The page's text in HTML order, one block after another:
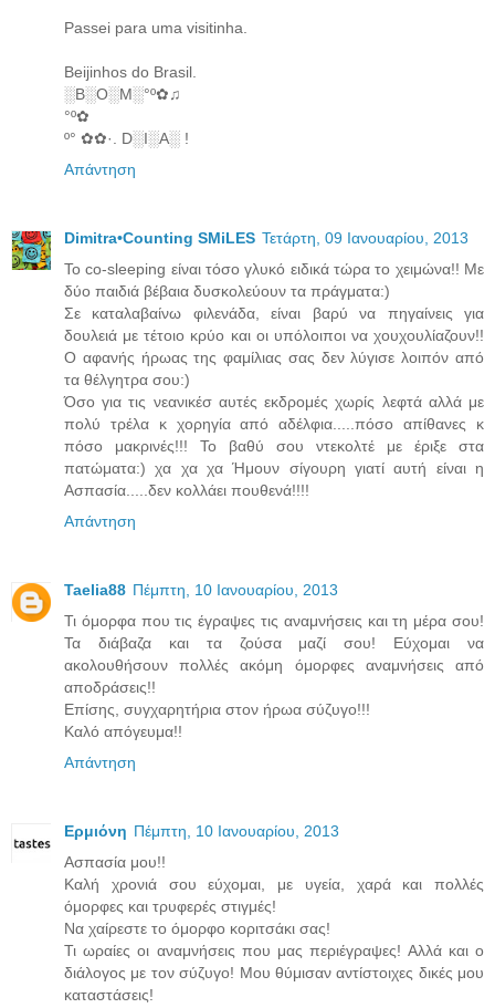
Passei para uma visitinha.
Beijinhos do Brasil.
░B░O░M░°º✿♫
°º✿
º° ✿✿·. D░I░A░ !
Απάντηση
Dimitra•Counting SΜiLES Τετάρτη, 09 Ιανουαρίου, 2013
Το co-sleeping είναι τόσο γλυκό ειδικά τώρα το χειμώνα!! Με
δύο παιδιά βέβαια δυσκολεύουν τα πράγματα:)
Σε καταλαβαίνω φιλενάδα, είναι βαρύ να πηγαίνεις για
δουλειά με τέτοιο κρύο και οι υπόλοιποι να χουχουλίαζουν!!
Ο αφανής ήρωας της φαμίλιας σας δεν λύγισε λοιπόν από
τα θέλγητρα σου:)
Όσο για τις νεανικέσ αυτές εκδρομές χωρίς λεφτά αλλά με
πολύ τρέλα κ χορηγία από αδέλφια.....πόσο απίθανες κ
πόσο μακρινές!!! Το βαθύ σου ντεκολτέ με έριξε στα
πατώματα:) χα χα χα Ήμουν σίγουρη γιατί αυτή είναι η
Ασπασία.....δεν κολλάει πουθενά!!!!
Απάντηση
Taelia88 Πέμπτη, 10 Ιανουαρίου, 2013
Τι όμορφα που τις έγραψες τις αναμνήσεις και τη μέρα σου!
Τα διάβαζα και τα ζούσα μαζί σου! Εύχομαι να
ακολουθήσουν πολλές ακόμη όμορφες αναμνήσεις από
αποδράσεις!!
Επίσης, συγχαρητήρια στον ήρωα σύζυγο!!!
Καλό απόγευμα!!
Απάντηση
Ερμιόνη Πέμπτη, 10 Ιανουαρίου, 2013
Ασπασία μου!!
Καλή χρονιά σου εύχομαι, με υγεία, χαρά και πολλές
όμορφες και τρυφερές στιγμές!
Να χαίρεστε το όμορφο κοριτσάκι σας!
Τι ωραίες οι αναμνήσεις που μας περιέγραψες! Αλλά και ο
διάλογος με τον σύζυγο! Μου θύμισαν αντίστοιχες δικές μου
καταστάσεις!